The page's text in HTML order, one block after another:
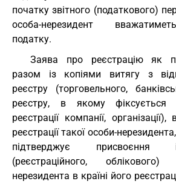
початку звітного (податкового)
особа-нерезидент
податку.
Заява про реєстрацію як
разом із копіями витягу з
реєстру (торговельного,
реєстру, в якому фіксується
реєстрації компанії,
реєстрації такої особи-
підтверджує присвоєння
(реєстраційного,
нерезидента в країні його